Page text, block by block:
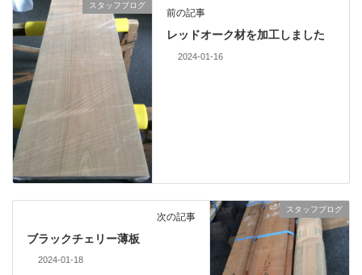
スタッフブログ
前の記事
レッドオーク材を加工しました
2024-01-16
スタッフブログ
次の記事
ブラックチェリー薄板
2024-01-18